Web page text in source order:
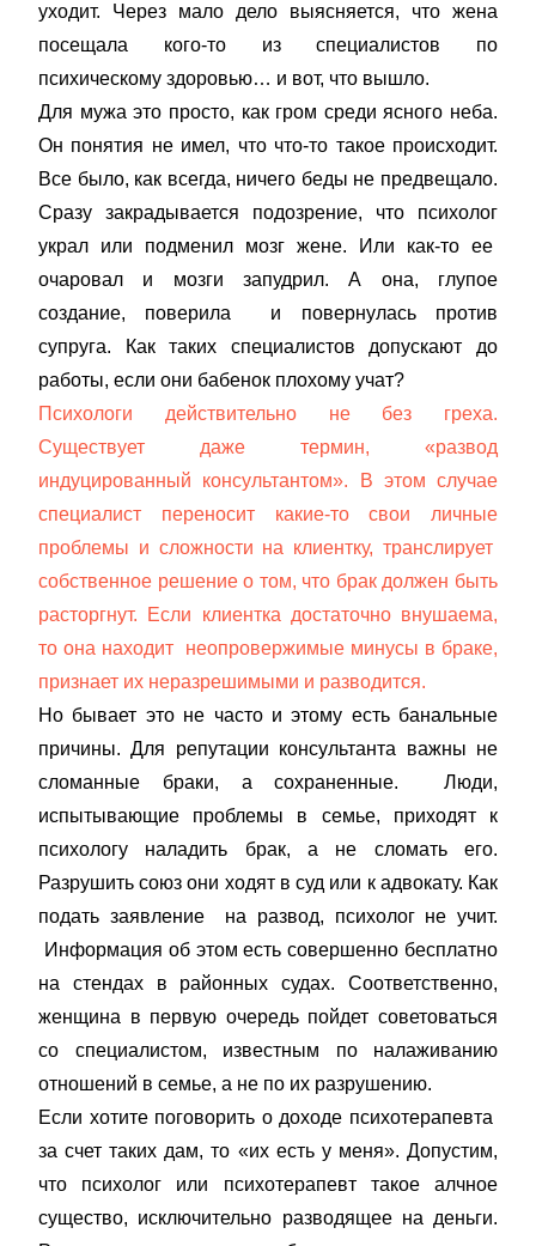
уходит. Через мало дело выясняется, что жена
посещала кого-то из специалистов по
психическому здоровью… и вот, что вышло.
Для мужа это просто, как гром среди ясного неба.
Он понятия не имел, что что-то такое происходит.
Все было, как всегда, ничего беды не предвещало.
Сразу закрадывается подозрение, что психолог
украл или подменил мозг жене. Или как-то ее
очаровал и мозги запудрил. А она, глупое
создание, поверила и повернулась против
супруга. Как таких специалистов допускают до
работы, если они бабенок плохому учат?
Психологи действительно не без греха.
Существует даже термин, «развод
индуцированный консультантом». В этом случае
специалист переносит какие-то свои личные
проблемы и сложности на клиентку, транслирует
собственное решение о том, что брак должен быть
расторгнут. Если клиентка достаточно внушаема,
то она находит неопровержимые минусы в браке,
признает их неразрешимыми и разводится.
Но бывает это не часто и этому есть банальные
причины. Для репутации консультанта важны не
сломанные браки, а сохраненные. Люди,
испытывающие проблемы в семье, приходят к
психологу наладить брак, а не сломать его.
Разрушить союз они ходят в суд или к адвокату. Как
подать заявление на развод, психолог не учит.
Информация об этом есть совершенно бесплатно
на стендах в районных судах. Соответственно,
женщина в первую очередь пойдет советоваться
со специалистом, известным по налаживанию
отношений в семье, а не по их разрушению.
Если хотите поговорить о доходе психотерапевта
за счет таких дам, то «их есть у меня». Допустим,
что психолог или психотерапевт такое алчное
существо, исключительно разводящее на деньги.